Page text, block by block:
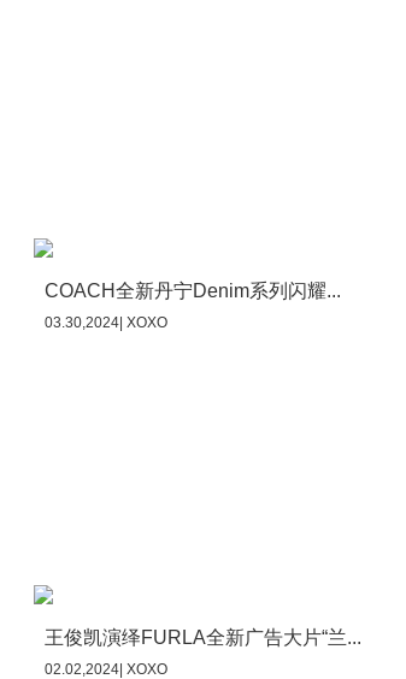
COACH全新丹宁Denim系列闪耀...
03.30,2024| XOXO
王俊凯演绎FURLA全新广告大片“兰...
02.02,2024| XOXO